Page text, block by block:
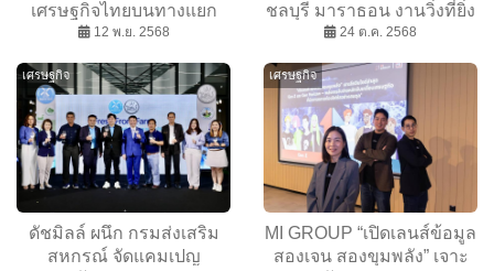
เศรษฐกิจไทยบนทางแยก
ใหม่ รัฐ-เอกชนเร่งปรับตัวสู่
12 พ.ย. 2568
ชลบุรี มาราธอน งานวิ่งที่ยิ่ง
ใหญ่สุดของไทย&อาเซียน
ร่วมชิงชัย
24 ต.ค. 2568
เศรษฐกิจ
ดัชมิลล์ ผนึก กรมส่งเสริม
สหกรณ์ จัดแคมเปญ
เศรษฐกิจ
MI GROUP “เปิดเลนส์ข้อมูล
สองเจน สองขุมพลัง” เจาะ